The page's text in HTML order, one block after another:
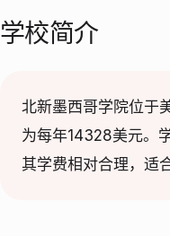
学校简介
北新墨西哥学院位于
为每年14328美元。
其学费相对合理，适